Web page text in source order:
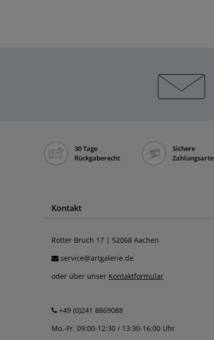
30 Tage
Rückgaberecht
Sichere
Kontakt
Rotter Bruch 17 | 52068 Aachen
service@artgalerie.de
oder über unser Kontaktformular
+49 (0)241 8869088
Mo.-Fr. 09:00-12:30 / 13:30-16:00 Uhr